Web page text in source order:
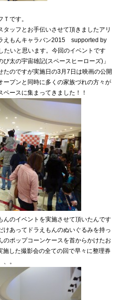
です。
タッフとお手伝いさせて頂きましたアリ
えもんキャラバン2015 supported by
たいと思います。今回のイベントです
太の宇宙雄記(スペースヒーローズ)」
たのですが実施日の3月7日は映画の公開
ープンと同時に多くの家族づれの方々が
ースに集まってきました！！
んのイベントを実施させて頂いたんです
けあってドラえもんのぬいぐるみを持っ
のポップコーンケースを首からかけたお
施した撮影会の全ての回で早々に整理券
。